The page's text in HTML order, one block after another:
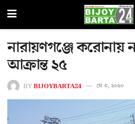
নারায়ণগঞ্জে
আক্রান্ত ২৫
BYBIJOYBARTA24 মে ৩, ২০২০